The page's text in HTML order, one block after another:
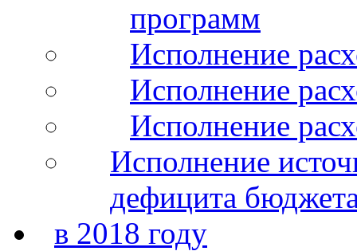
программ
Исполнение
Исполнение
Исполнение
Исполнение
дефицита
в 2018 году